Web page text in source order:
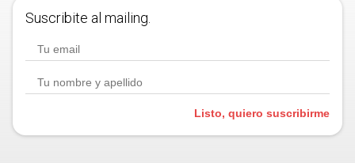
Suscribite al mailing.
Listo, quiero suscribirme